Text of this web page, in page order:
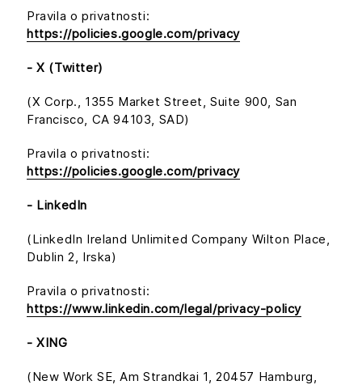
Pravila o privatnosti:
https://policies.google.com/privacy
- X (Twitter)
(X Corp., 1355 Market Street, Suite 900, San
Francisco, CA 94103, SAD)
Pravila o privatnosti:
https://policies.google.com/privacy
- LinkedIn
(LinkedIn Ireland Unlimited Company Wilton Place,
Dublin 2, Irska)
Pravila o privatnosti:
https://www.linkedin.com/legal/privacy-policy
- XING
(New Work SE, Am Strandkai 1, 20457 Hamburg,